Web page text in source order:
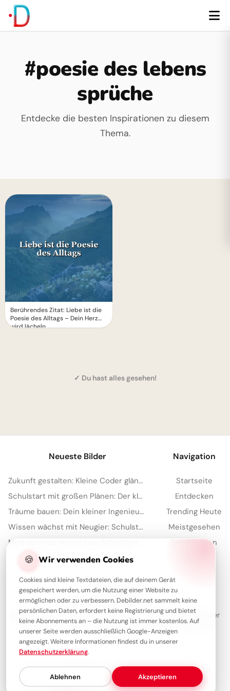
#poesie des lebens
sprüche
Entdecke die besten Inspirationen zu diesem
Thema.
Berührendes Zitat: Liebe ist die
Poesie des Alltags – Dein Herz
wird lächeln
✓ Du hast alles gesehen!
🍪 Wir verwenden Cookies
Cookies sind kleine Textdateien, die auf deinem Gerät
gespeichert werden, um die Nutzung einer Website zu
ermöglichen oder zu verbessern. Debilder.net sammelt keine
persönlichen Daten, erfordert keine Registrierung und bietet
keine Abonnements an – die Nutzung ist immer kostenlos. Auf
unserer Seite werden ausschließlich Google-Anzeigen
angezeigt. Weitere Informationen findest du in unserer
Datenschutzerklärung.
Ablehnen Akzeptieren
Neueste Bilder
Zukunft gestalten: Kleine Coder glänzen für Instagram
Schulstart mit großen Plänen: Der kleine Architekt erobert Pinterest!
Träume bauen: Dein kleiner Ingenieur startet durch – perfekt für WhatsApp!
Wissen wächst mit Neugier: Schulstart-Impulse, perfekt für Threads
Navigation
Startseite
Entdecken
Trending Heute
Meistgesehen
Sammlungen
Über Debilder
Debilder ist deine Plattform für die schönsten Grüße und Bilder
zum Teilen. Entdecke unsere Sammlung und verschenke ein
Lächeln!
Über unsKontaktRedaktionImpressumDatenschutzerklärung
© 2026Debilder.net– Entdecken. Teilen. Freude machen.